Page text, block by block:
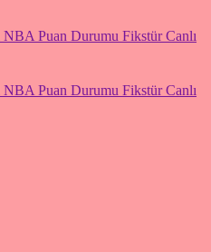
NBA Puan Durumu FikstürCanlı
NBA Puan Durumu FikstürCanlı